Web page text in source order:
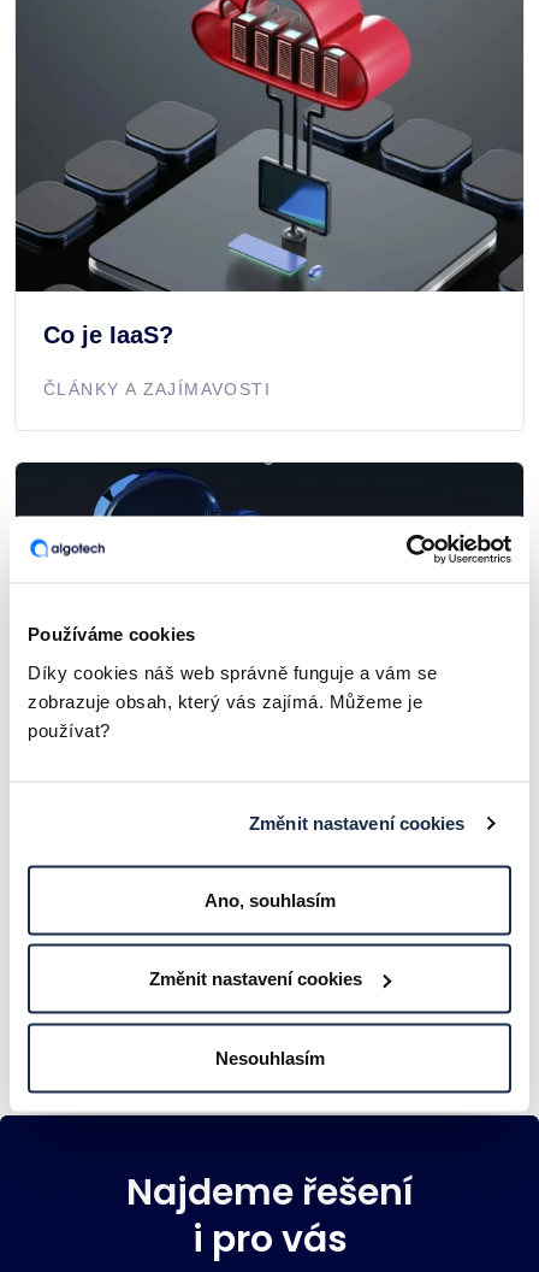
Používáme cookies
Díky cookies náš web správně funguje a vám se
zobrazuje obsah, který vás zajímá. Můžeme je
používat?
Změnit nastavení cookies
Ano, souhlasím
Změnit nastavení cookies
Nesouhlasím
Co je IaaS?
ČLÁNKY A ZAJÍMAVOSTI
ČLÁNKY A ZAJÍMAVOSTI
Najdeme řešení
i pro vás